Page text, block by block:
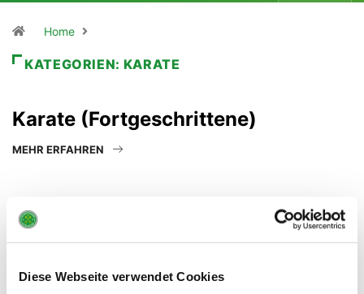
Diese Webseite verwendet Cookies
Home
KATEGORIEN: KARATE
Karate (Fortgeschrittene)
MEHR ERFAHREN
Karate (Anfänger)
MEHR ERFAHREN